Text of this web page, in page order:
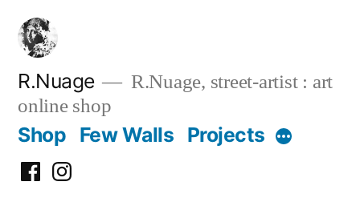
Skip
content
R.Nuage
R.Nuage, street-artist : art
online shop
Shop Few Walls Projects More
FB Insta